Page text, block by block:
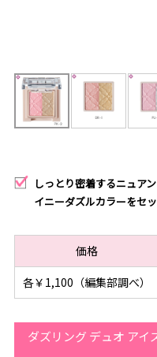
しっとり密着するニュア
イニーダズルカラーをセッ
価格
各￥1,100（編集部調べ）
ダズリング デュオ アイ